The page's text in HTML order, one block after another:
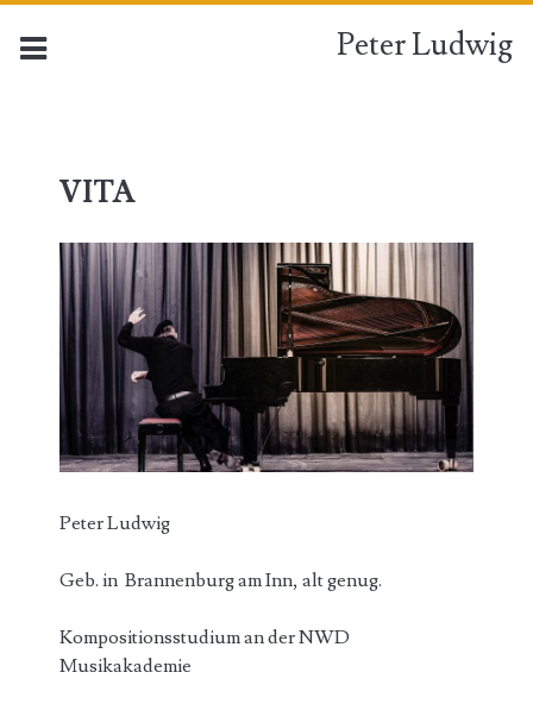
Peter Ludwig
VITA
Peter Ludwig
Geb. in Brannenburg am Inn, alt genug.
Kompositionsstudium an der NWD
Musikakademie